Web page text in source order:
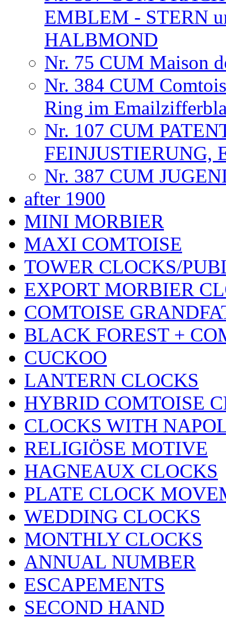
EMBLEM - STERN
HALBMOND
Nr. 75 CUM Maison
Nr. 384 CUM
Ring im
Nr. 107 CUM
FEINJUSTIERUNG,
Nr. 387 CUM
after 1900
MINI MORBIER
MAXI COMTOISE
TOWER CLOCKS/
EXPORT MORBIER
COMTOISE
BLACK FOREST +
CUCKOO
LANTERN CLOCKS
HYBRID COMTOISE
CLOCKS WITH
RELIGIÖSE MOTIVE
HAGNEAUX CLOCKS
PLATE CLOCK
WEDDING CLOCKS
MONTHLY CLOCKS
ANNUAL NUMBER
ESCAPEMENTS
SECOND HAND